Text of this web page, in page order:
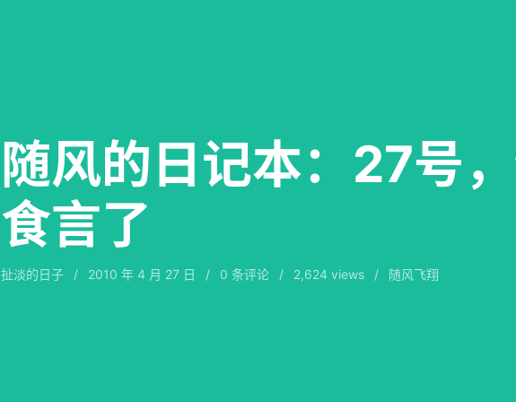
随风的日记本：27号
食言了
扯淡的日子 / 2010 年 4 月 27 日 / 0 条评论 / 2,624 views / 随风飞翔